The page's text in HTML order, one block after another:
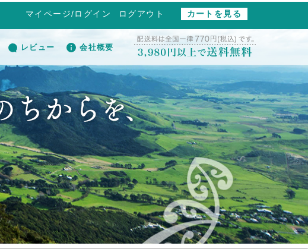
マイページ/ログイン ログアウト カートを見る
レビュー 会社概要